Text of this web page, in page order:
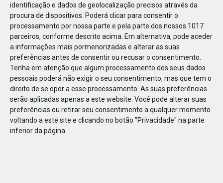
identificação e dados de geolocalização precisos através da
procura de dispositivos. Poderá clicar para consentir o
processamento por nossa parte e pela parte dos nossos 1017
parceiros, conforme descrito acima. Em alternativa, pode aceder
a informações mais pormenorizadas e alterar as suas
preferências antes de consentir ou recusar o consentimento.
Tenha em atenção que algum processamento dos seus dados
pessoais poderá não exigir o seu consentimento, mas que tem o
direito de se opor a esse processamento. As suas preferências
serão aplicadas apenas a este website. Você pode alterar suas
preferências ou retirar seu consentimento a qualquer momento
voltando a este site e clicando no botão "Privacidade" na parte
inferior da página.
123889675169321